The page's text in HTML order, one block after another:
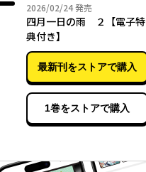
2026/02/242026年02月24日
発売
四月一日の雨 ２【電子特
典付き】
最新刊をストアで購入
1巻をストアで購入